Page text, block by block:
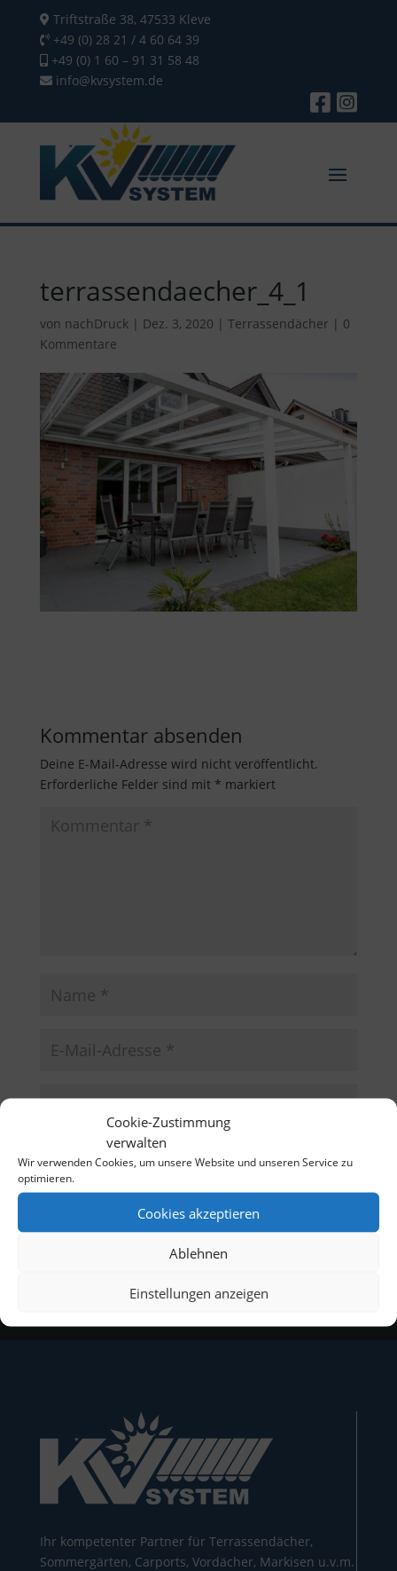
Cookie-Zustimmung
verwalten
Wir verwenden Cookies, um unsere Website und unseren Service zu
optimieren.
Cookies akzeptieren
Ablehnen
Einstellungen anzeigen
Triftstraße 38, 47533 Kleve
+49 (0) 28 21 / 4 60 64 39
+49 (0) 1 60 – 91 31 58 48
info@kvsystem.de
terrassendaecher_4_1
von nachDruck| Dez. 3, 2020 | Terrassendächer | 0
Kommentare
Kommentar absenden
Deine E-Mail-Adresse wird nicht veröffentlicht.
Erforderliche Felder sind mit * markiert
Name, E-Mail-Adresse und Website in diesem
Browser für meinen nächsten Kommentar speichern.
Ihr kompetenter Partner für Terrassendächer,
Sommergärten, Carports, Vordächer, Markisen u.v.m.